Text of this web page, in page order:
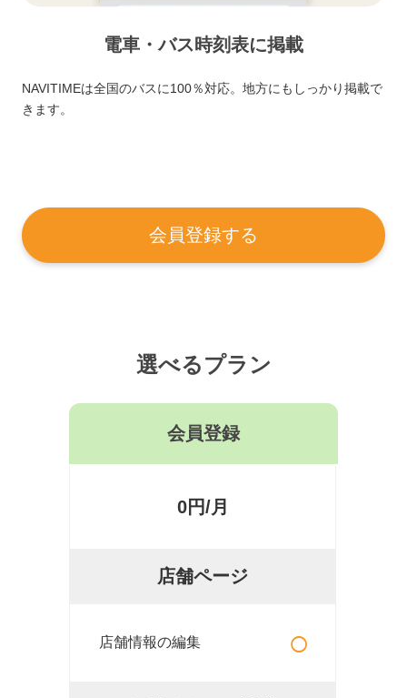
電車・バス時刻表に掲載
NAVITIMEは全国のバスに100％対応。地方にもしっかり掲載で
きます。
会員登録する
選べるプラン
会員登録
0円/月
店舗ページ
店舗情報の編集 ○